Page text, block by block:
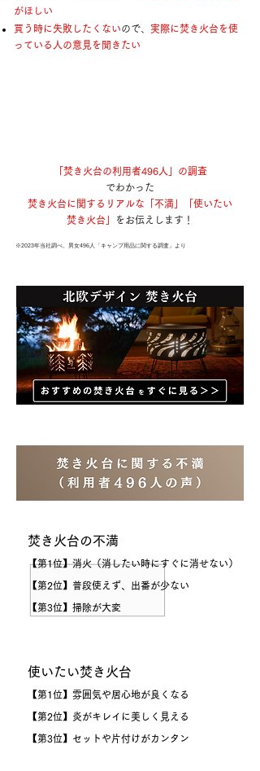
がほしい
買う時に失敗したくないので、 実際に焚き火台を使
っている人の意見を聞きたい
「焚き火台の利用者496人」の調査
でわかった
焚き火台に関するリアルな「不満」「使いたい
焚き火台」
をお伝えします！
※2023年当社調べ。男女496人「キャンプ用品に関する調査」より
焚き火台の不満
【第1位】​消火（消したい時にすぐに消せない）
【第2位】 普段使えず、出番が少ない
【第3位】 掃除​が大変
使いたい焚き火台
【第1位】 雰囲気や居心地が良くなる
【第2位】 炎がキレイに美しく見える
【第3位】セットや片付けがカンタン